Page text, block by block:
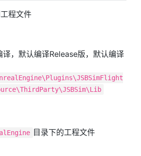
程文件
译，默认编译Release版，默认编译
目录下的工程文件